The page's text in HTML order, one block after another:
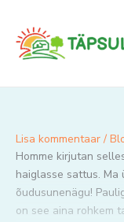
content
Lisa kommentaar /
Homme kirjutan
haiglasse sattus. Ma
õudusunenägu!
on see aina rohkem